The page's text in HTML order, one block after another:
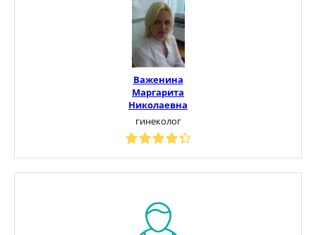
Важенина
Маргарита
Николаевна
гинеколог